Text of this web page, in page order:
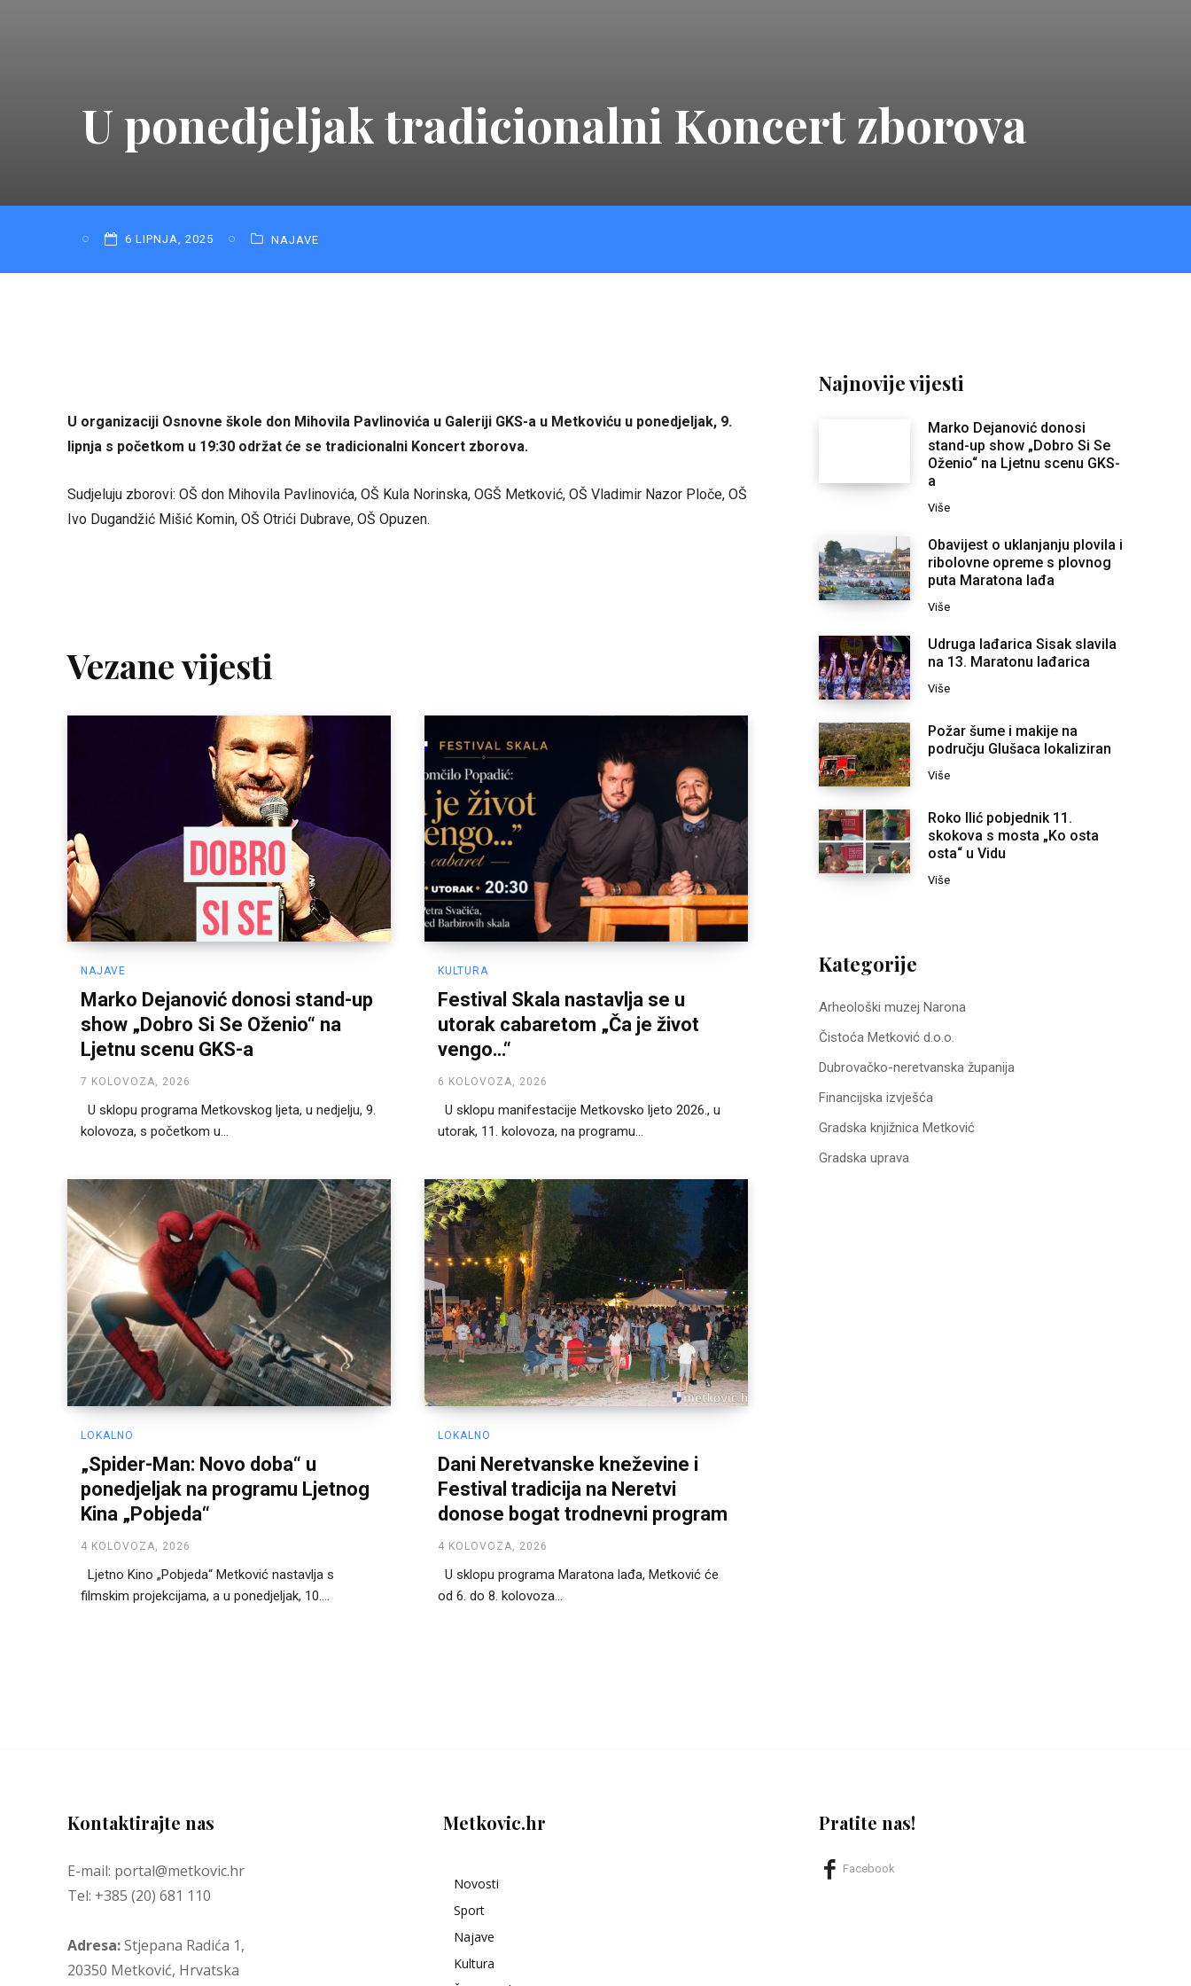
U ponedjeljak tradicionalni Koncert zborova
6 LIPNJA, 2025 NAJAVE
U organizaciji Osnovne škole don Mihovila Pavlinovića u Galeriji GKS-a u Metkoviću u ponedjeljak, 9.
lipnja s početkom u 19:30 održat će se tradicionalni Koncert zborova.
Sudjeluju zborovi: OŠ don Mihovila Pavlinovića, OŠ Kula Norinska, OGŠ Metković, OŠ Vladimir Nazor Ploče, OŠ
Ivo Dugandžić Mišić Komin, OŠ Otrići Dubrave, OŠ Opuzen.
Vezane vijesti
NAJAVE
Marko Dejanović donosi stand-up
show „Dobro Si Se Oženio“ na
Ljetnu scenu GKS-a
7 KOLOVOZA, 2026
U sklopu programa Metkovskog ljeta, u nedjelju, 9.
kolovoza, s početkom u...
KULTURA
Festival Skala nastavlja se u
utorak cabaretom „Ča je život
vengo…“
6 KOLOVOZA, 2026
utorak, 11. kolovoza, na programu...
LOKALNO
„Spider-Man: Novo doba“ u
ponedjeljak na programu Ljetnog
Kina „Pobjeda“
4 KOLOVOZA, 2026
Ljetno Kino „Pobjeda“ Metković nastavlja s
filmskim projekcijama, a u ponedjeljak, 10....
LOKALNO
Dani Neretvanske kneževine i
Festival tradicija na Neretvi
donose bogat trodnevni program
4 KOLOVOZA, 2026
U sklopu programa Maratona lađa, Metković će
od 6. do 8. kolovoza...
Najnovije vijesti
Marko Dejanović donosi
stand-up show „Dobro Si Se
Oženio“ na Ljetnu scenu GKS-
a
Više
Obavijest o uklanjanju plovila i
ribolovne opreme s plovnog
puta Maratona lađa
Više
Udruga lađarica Sisak slavila
na 13. Maratonu lađarica
Više
Požar šume i makije na
području Glušaca lokaliziran
Više
Roko Ilić pobjednik 11.
skokova s mosta „Ko osta
osta“ u Vidu
Više
Kategorije
Arheološki muzej Narona
Čistoća Metković d.o.o.
Dubrovačko-neretvanska županija
Financijska izvješća
Gradska knjižnica Metković
Gradska uprava
Kontaktirajte nas
E-mail: portal@metkovic.hr
Tel: +385 (20) 681 110
Adresa:Stjepana Radića 1,
20350 Metković, Hrvatska
Metkovic.hr
Novosti
Sport
Najave
Kultura
Pratite nas!
Facebook